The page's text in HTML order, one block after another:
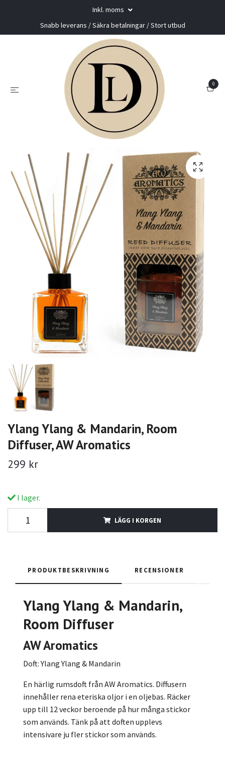
Inkl. moms
Snabb leverans / Säkra betalningar / Stort utbud
0
Ylang Ylang & Mandarin, Room
Diffuser, AW Aromatics
299 kr
I lager.
LÄGG I KORGEN
PRODUKTBESKRIVNING RECENSIONER
Ylang Ylang & Mandarin,
Room Diffuser
AW Aromatics
Doft: Ylang Ylang & Mandarin
En härlig rumsdoft från AW Aromatics. Diffusern
innehåller rena eteriska oljor i en oljebas. Räcker
upp till 12 veckor beroende på hur många stickor
som används. Tänk på att doften upplevs
intensivare ju fler stickor som används.